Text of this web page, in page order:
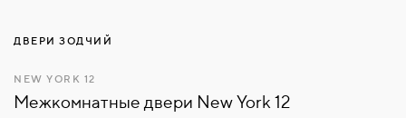
ДВЕРИ ЗОДЧИЙ
NEW YORK 12
Межкомнатные двери New York 12